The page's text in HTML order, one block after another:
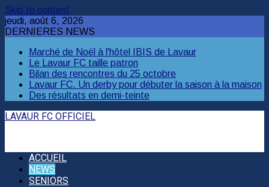
Skip to content
jeudi, août 6, 2026
DERNIERES NEWS
Marché de Noël à l'hôtel IBIS de Lavaur
Le Lavaur FC taille patron
Bilan des rencontres du 25 octobre
Lavaur FC. Un derby pour débuter la saison à la maison
Des résultats en demi-teinte
LAVAUR FC OFFICIEL
ACCUEIL
NEWS
SENIORS